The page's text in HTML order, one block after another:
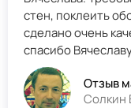
стен, поклеить
сделано очень
спасибо
Отзыв
Солкин